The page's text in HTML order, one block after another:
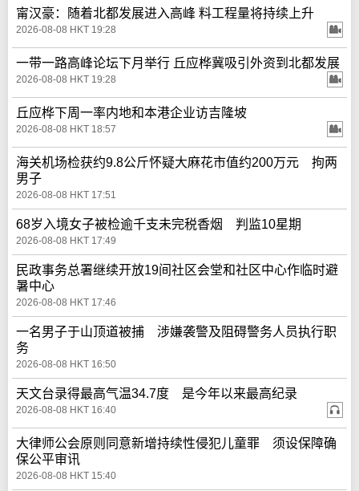
甯汉豪：随着北都发展进入高峰 料工程量将持续上升
2026-08-08 HKT 19:28
一带一路高峰论坛下月举行 丘应桦冀吸引外资到北都发展
2026-08-08 HKT 19:28
丘应桦下周一率内地和本港企业访吉隆坡
2026-08-08 HKT 18:57
海关机场检获约9.8公斤怀疑大麻花市值约200万元 拘两
男子
2026-08-08 HKT 17:51
68岁入境女子被检逾千支未完税香烟 判监10星期
2026-08-08 HKT 17:49
民政事务总署继续开放19间社区会堂和社区中心作临时避
暑中心
2026-08-08 HKT 17:46
一名男子于山顶道被捕 涉嫌袭警及阻碍警务人员执行职
务
2026-08-08 HKT 16:50
天文台录得最高气温34.7度 是今年以来最高纪录
2026-08-08 HKT 16:40
大律师公会原则同意新增持续性侵犯儿童罪 须设保障确
保公平审讯
2026-08-08 HKT 15:40